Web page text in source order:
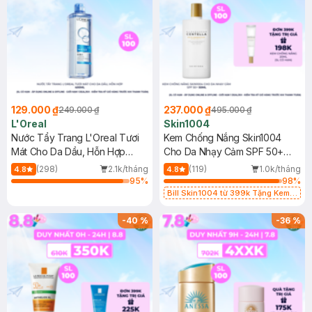
129.000 ₫249.000 ₫
L'Oreal
Nước Tẩy Trang L'Oreal Tươi
Mát Cho Da Dầu, Hỗn Hợp
400ml
4.8 (298)
2.1k/tháng
95%
237.000 ₫495.000 ₫
Skin1004
Kem Chống Nắng Skin1004
Cho Da Nhạy Cảm SPF 50+
50ml
4.8 (119)
1.0k/tháng
98%
Bill Skin1004 từ 399k Tặng Kem
SPF 50+ 20ml (SL Có Hạn)
-40% -36%